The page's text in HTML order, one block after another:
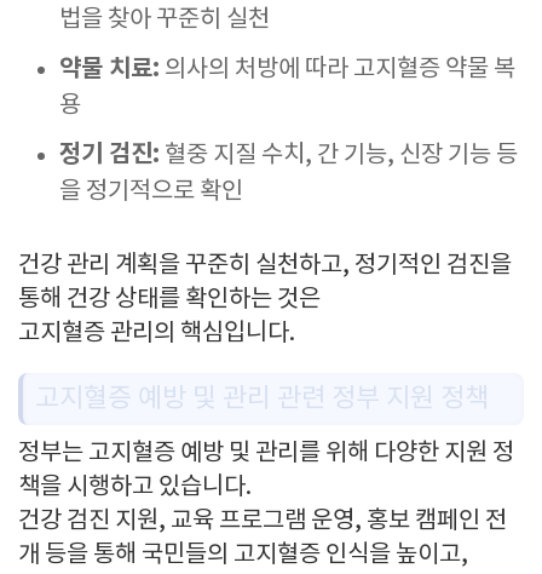
법을 찾아 꾸준히 실천
약물 치료: 의사의 처방에 따라 고지혈증 약물 복
용
정기 검진: 혈중 지질 수치, 간 기능, 신장 기능 등
을 정기적으로 확인
건강 관리 계획을 꾸준히 실천하고, 정기적인 검진을
통해 건강 상태를 확인하는 것은
고지혈증 관리의 핵심입니다.
고지혈증 예방 및 관리 관련 정부 지원 정책
정부는 고지혈증 예방 및 관리를 위해 다양한 지원 정
책을 시행하고 있습니다.
건강 검진 지원, 교육 프로그램 운영, 홍보 캠페인 전
개 등을 통해 국민들의 고지혈증 인식을 높이고,